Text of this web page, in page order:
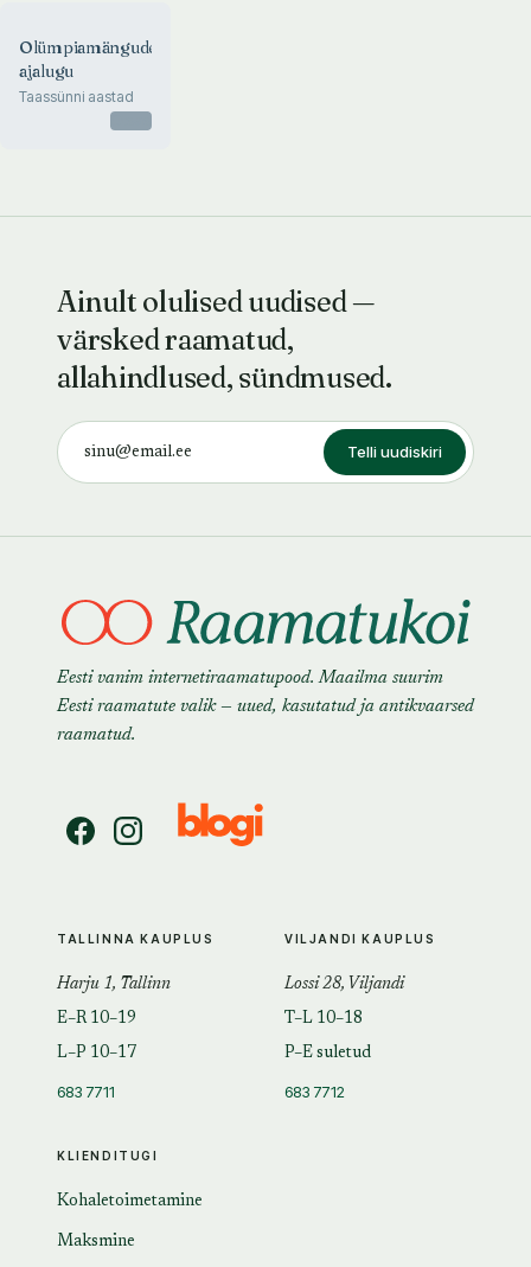
Olümpiamängude
ajalugu
Taassünni aastad
Ainult olulised uudised —
värsked raamatud,
allahindlused, sündmused.
Telli uudiskiri
Eesti vanim internetiraamatupood. Maailma suurim
Eesti raamatute valik — uued, kasutatud ja antikvaarsed
raamatud.
KLIENDITUGI
Kohaletoimetamine
Maksmine
TALLINNA KAUPLUS
Harju 1, Tallinn
E–R 10–19
L–P 10–17
683 7711
VILJANDI KAUPLUS
Lossi 28, Viljandi
T–L 10–18
P–E suletud
683 7712